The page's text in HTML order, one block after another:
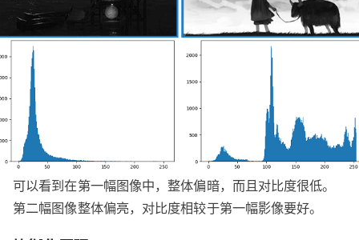
可以看到在第一幅图像中，整体偏暗，而且对比度很低。
第二幅图像整体偏亮，对比度相较于第一幅影像要好。